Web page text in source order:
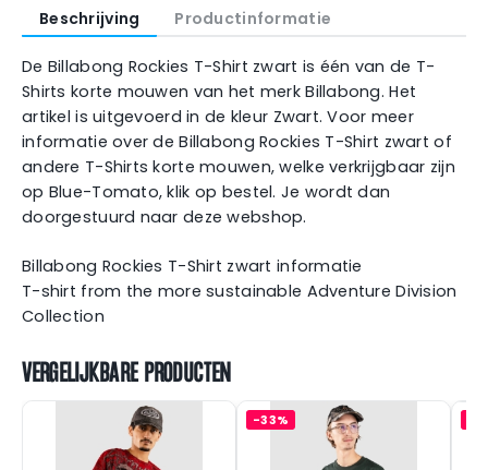
Beschrijving Productinformatie
De Billabong Rockies T-Shirt zwart is één van de T-
Shirts korte mouwen van het merk Billabong. Het
artikel is uitgevoerd in de kleur Zwart. Voor meer
informatie over de Billabong Rockies T-Shirt zwart of
andere T-Shirts korte mouwen, welke verkrijgbaar zijn
op Blue-Tomato, klik op bestel. Je wordt dan
doorgestuurd naar deze webshop.
Billabong Rockies T-Shirt zwart informatie
T-shirt from the more sustainable Adventure Division
Collection
VERGELIJKBARE PRODUCTEN
-33%